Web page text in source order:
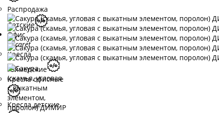
Распродажа
Детские
Офис
Кресла
геймерские
Кресла офисные
Кресла детские